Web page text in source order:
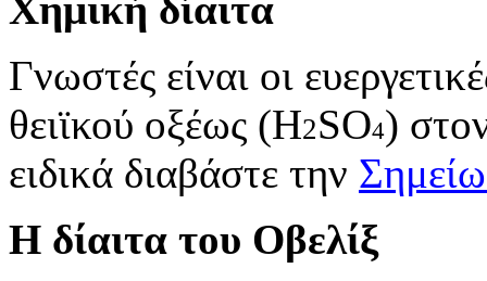
Χημική δίαιτα
Γνωστές είναι οι
θειϊκού οξέως (H2SO4)
ειδικά διαβάστε την
Η δίαιτα του Οβελίξ